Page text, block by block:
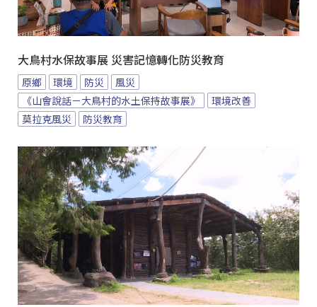
大鳥村水保故事展 災害記憶轉化防災教育
原鄉 環境 防災
風災
《山會說話－大鳥村的水土保持故事展》
環境改善
莫拉克風災
防災教育